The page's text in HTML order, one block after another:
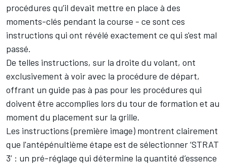
procédures qu’il devait mettre en place à des
moments-clés pendant la course - ce sont ces
instructions qui ont révélé exactement ce qui s'est mal
passé.
De telles instructions, sur la droite du volant, ont
exclusivement à voir avec la procédure de départ,
offrant un guide pas à pas pour les procédures qui
doivent être accomplies lors du tour de formation et au
moment du placement sur la grille.
Les instructions (première image) montrent clairement
que l'antépénultième étape est de sélectionner ‘STRAT
3’ : un pré-réglage qui détermine la quantité d’essence